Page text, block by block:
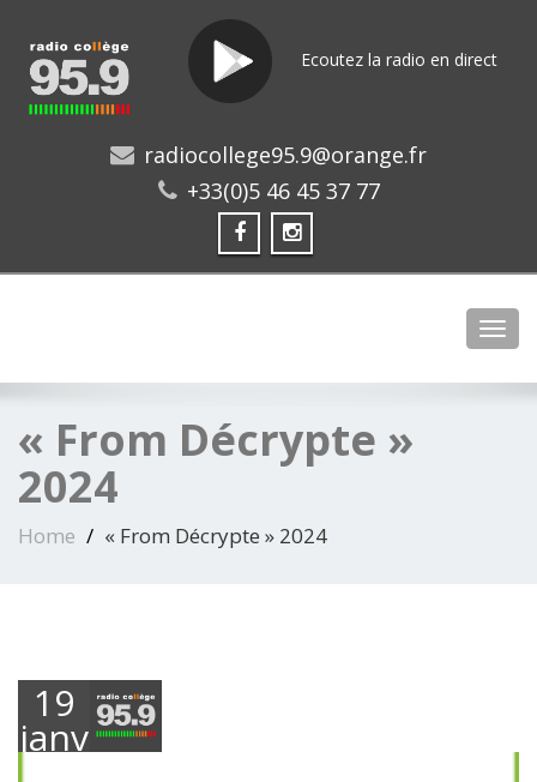
Ecoutez la radio en direct
radiocollege95.9@orange.fr
+33(0)5 46 45 37 77
« From Décrypte »
2024
Home « From Décrypte » 2024
19
janvier